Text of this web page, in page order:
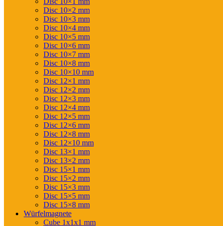
Disc 10×2 mm
Disc 10×3 mm
Disc 10×4 mm
Disc 10×5 mm
Disc 10×6 mm
Disc 10×7 mm
Disc 10×8 mm
Disc 10×10 mm
Disc 12×1 mm
Disc 12×2 mm
Disc 12×3 mm
Disc 12×4 mm
Disc 12×5 mm
Disc 12×6 mm
Disc 12×8 mm
Disc 12×10 mm
Disc 13×1 mm
Disc 13×2 mm
Disc 15×1 mm
Disc 15×2 mm
Disc 15×3 mm
Disc 15×5 mm
Disc 15×8 mm
Würfelmagnete
Cube 1x1x1 mm